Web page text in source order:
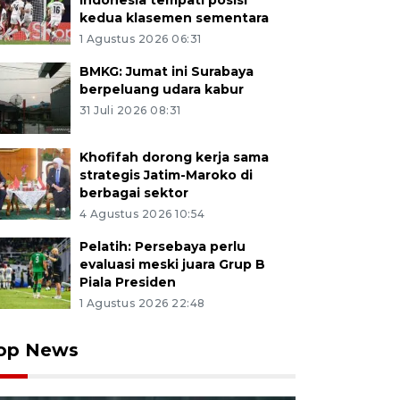
kedua klasemen sementara
1 Agustus 2026 06:31
BMKG: Jumat ini Surabaya
berpeluang udara kabur
31 Juli 2026 08:31
Khofifah dorong kerja sama
strategis Jatim-Maroko di
berbagai sektor
4 Agustus 2026 10:54
Pelatih: Persebaya perlu
evaluasi meski juara Grup B
Piala Presiden
1 Agustus 2026 22:48
News